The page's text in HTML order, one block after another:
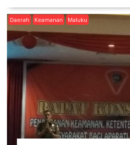
Daerah Keamanan Maluku